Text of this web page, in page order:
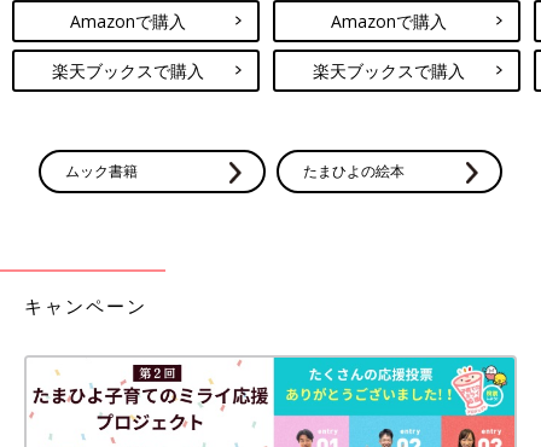
移住してからずっと行ってみたかった中国茶が楽しめる「Tea
Capter」というお店に行ってきました。本格的なお茶をいただき
ながら友だちと気兼ねなく話せて、心潤う時間となりました。
文・写真／鈴木ちなみ 構成／たまひよONLINE編集部
●記事の内容は2024年12月の情報で、現在と異なる場合がありま
Amazonで購入
楽天ブックスで購入
Amazonで購入
楽天ブックスで購入
ムック書籍 たまひよの絵本
キャンペーン